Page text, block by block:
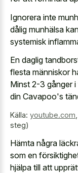
Ignorera inte
dålig munhälsa
systemisk
En daglig
flesta människor
Minst 2-3 gånger
din Cavapoo's
Källa: youtube.com
steg)
Hämta några
som en
hjälpa till att